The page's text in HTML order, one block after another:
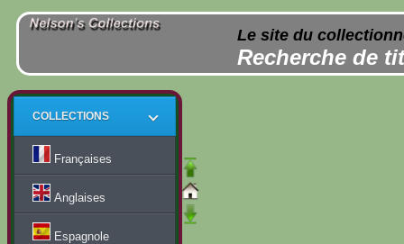
Le site du
Recherche de
COLLECTIONS
Françaises
Anglaises
Espagnole